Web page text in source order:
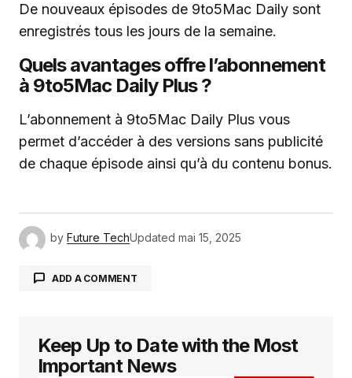
De nouveaux épisodes de 9to5Mac Daily sont
enregistrés tous les jours de la semaine.
Quels avantages offre l’abonnement
à 9to5Mac Daily Plus ?
L’abonnement à 9to5Mac Daily Plus vous
permet d’accéder à des versions sans publicité
de chaque épisode ainsi qu’à du contenu bonus.
by Future TechUpdated mai 15, 2025
ADD A COMMENT
Votre adresse e-mail ne sera pas publiée. Les
champs obligatoires sont indiqués avec
Keep Up to Date with the Most
Important News